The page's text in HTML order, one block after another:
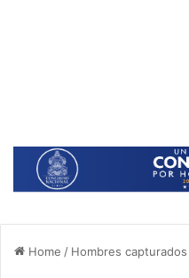
Home / Hombres capturados